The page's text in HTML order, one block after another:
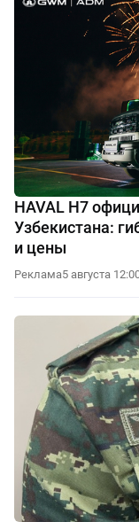
HAVAL H7
Узбекистана:
и цены
Реклама5 августа